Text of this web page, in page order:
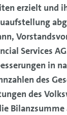
erzielt und
Services
in
des
des